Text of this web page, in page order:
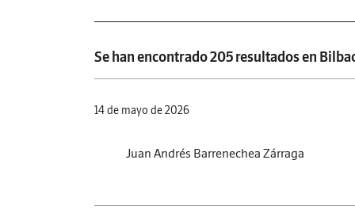
Se han encontrado 205 resultados en
14 de mayo de 2026
Juan Andrés Barrenechea Zárraga